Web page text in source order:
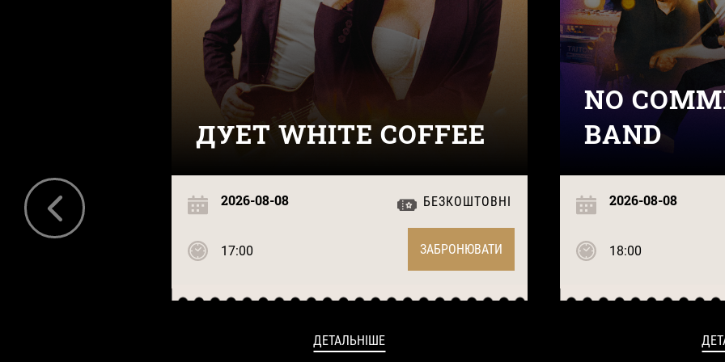
ДУЕТ WHITE COFFEE
2026-08-08
17:00
БЕЗКОШТОВНІ
ЗАБРОНЮВАТИ
ДЕТАЛЬНІШЕ
NO
BAND
2026-08-08
18:00